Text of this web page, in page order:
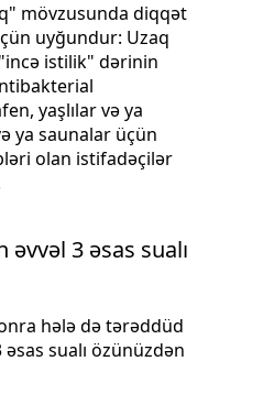
mövzusunda diqqət
uyğundur: Uzaq
"incə istilik" dərinin
yaşlılar və ya
ya saunalar üçün
olan istifadəçilər
əvvəl 3 əsas sualı
hələ də tərəddüd
sualı özünüzdən